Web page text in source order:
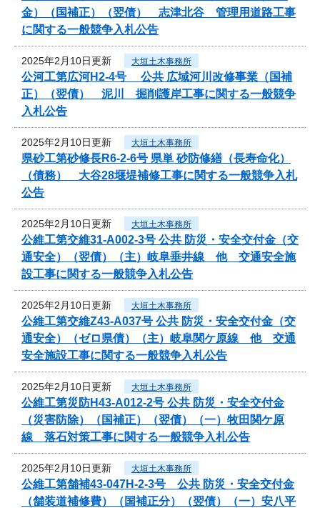
金）（国補正）（翌債） 志津北谷 管理用道路工事
に関する一般競争入札公告
2025年2月10日更新 大垣土木事務所
公河工第広河H2-4号 公共 広域河川改修事業（国補
正）（翌債） 泥川 掘削護岸工事に関する一般競争
入札公告
2025年2月10日更新 大垣土木事務所
県砂工第砂修長R6-2-6号 県単 砂防修繕（長寿命化）
（債務） 大谷28堰堤補修工事に関する一般競争入札
公告
2025年2月10日更新 大垣土木事務所
公維工第交維31-A002-3号 公共 防災・安全交付金（交
通安全）（翌債）（主）岐阜垂井線 他 交通安全施
設工事に関する一般競争入札公告
2025年2月10日更新 大垣土木事務所
公維工第交維Z43-A037号 公共 防災・安全交付金（交
通安全）（ゼロ県債）（主）岐阜関ケ原線 他 交通
安全施設工事に関する一般競争入札公告
2025年2月10日更新 大垣土木事務所
公維工第災防H43-A012-2号 公共 防災・安全交付金
（災害防除）（国補正）（翌債）（一）牧田関ケ原
線 落石対策工事に関する一般競争入札公告
2025年2月10日更新 大垣土木事務所
公維工第舗補43-047H-2-3号 公共 防災・安全交付金
（舗装道補修費）（国補正分）（翌債）（一）安八平